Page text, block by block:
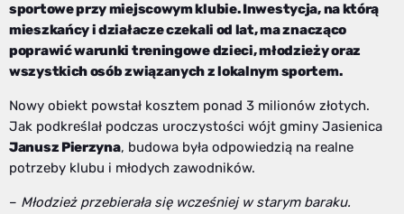
sportowe przy miejscowym klubie. Inwestycja, na którą
mieszkańcy i działacze czekali od lat, ma znacząco
poprawić warunki treningowe dzieci, młodzieży oraz
wszystkich osób związanych z lokalnym sportem.
Nowy obiekt powstał kosztem ponad 3 milionów złotych.
Jak podkreślał podczas uroczystości wójt gminy Jasienica
Janusz Pierzyna, budowa była odpowiedzią na realne
potrzeby klubu i młodych zawodników.
– Młodzież przebierała się wcześniej w starym baraku.